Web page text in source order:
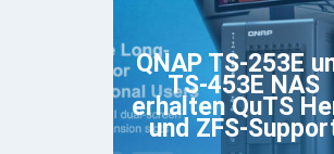
QNAP TS-253E
TS-453E NAS
erhalten QuTS
und ZFS-